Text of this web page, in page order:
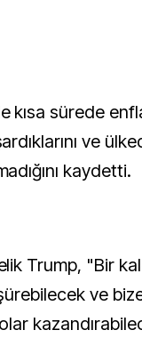
kısa sürede
ve
kaydetti.
Trump, "Bir
ve